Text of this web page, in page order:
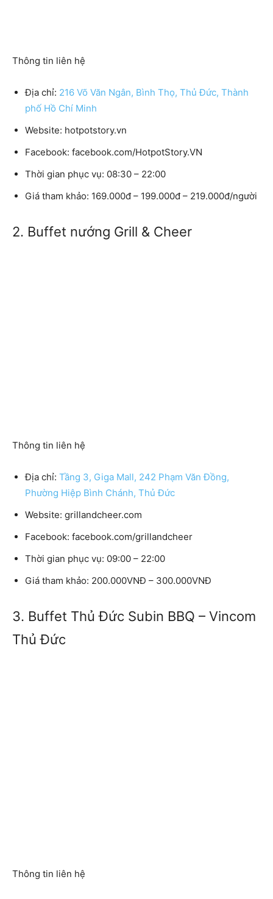
Thông tin liên hệ
Địa chỉ: 216 Võ Văn Ngân, Bình Thọ, Thủ Đức, Thành
phố Hồ Chí Minh
Website: hotpotstory.vn
Facebook: facebook.com/HotpotStory.VN
Thời gian phục vụ: 08:30 – 22:00
Giá tham khảo: 169.000đ – 199.000đ – 219.000đ/người
2. Buffet nướng Grill & Cheer
Thông tin liên hệ
Địa chỉ: Tầng 3, Giga Mall, 242 Phạm Văn Đồng,
Phường Hiệp Bình Chánh, Thủ Đức
Website: grillandcheer.com
Facebook: facebook.com/grillandcheer
Thời gian phục vụ: 09:00 – 22:00
Giá tham khảo: 200.000VNĐ – 300.000VNĐ
3. Buffet Thủ Đức Subin BBQ – Vincom
Thủ Đức
Thông tin liên hệ